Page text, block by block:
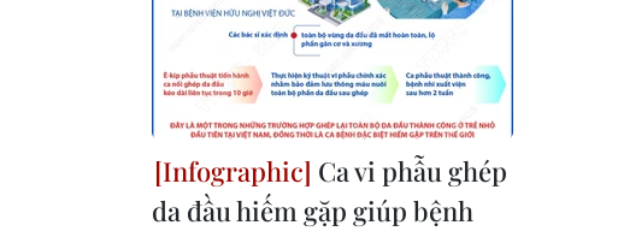
Ca vi phẫu ghép
da đầu hiếm gặp giúp bệnh